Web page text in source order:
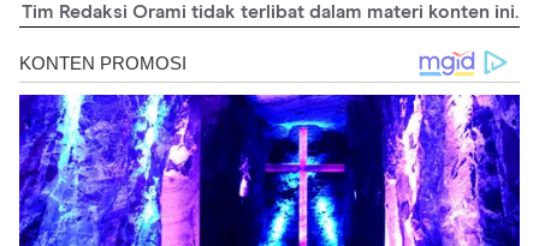
Tim Redaksi Orami tidak terlibat dalam materi konten ini.